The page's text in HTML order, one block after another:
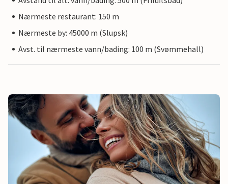
Nærmeste restaurant: 150 m
Nærmeste by: 45000 m (Slupsk)
Avst. til nærmeste vann/bading: 100 m (Svømmehall)